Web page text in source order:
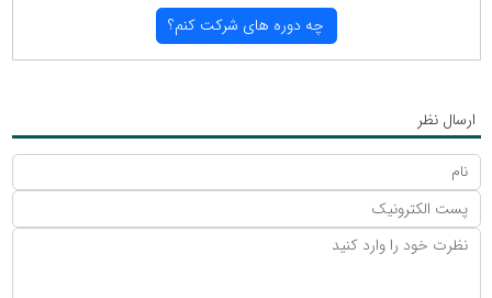
چه دوره های شركت كنم؟
ارسال نظر